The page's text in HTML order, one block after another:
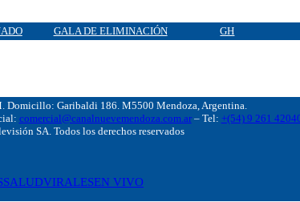
GALA DE ELIMINACIÓN GH
Domicillo: Garibaldi 186. M5500 Mendoza, Argentina.
comercial@canalnuevemendoza.com.ar– Tel: +(54) 9 261
SA. Todos los derechos reservados
SALUDVIRALESEN VIVO